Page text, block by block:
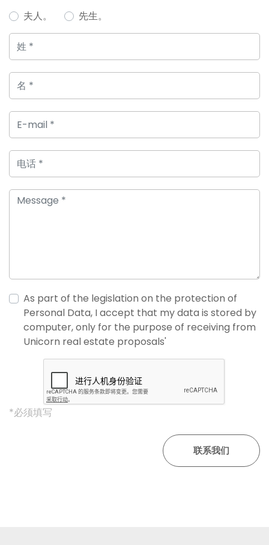
夫人。 先生。
As part of the legislation on the protection of
Personal Data, I accept that my data is stored by
computer, only for the purpose of receiving from
Unicorn real estate proposals'
*必须填写